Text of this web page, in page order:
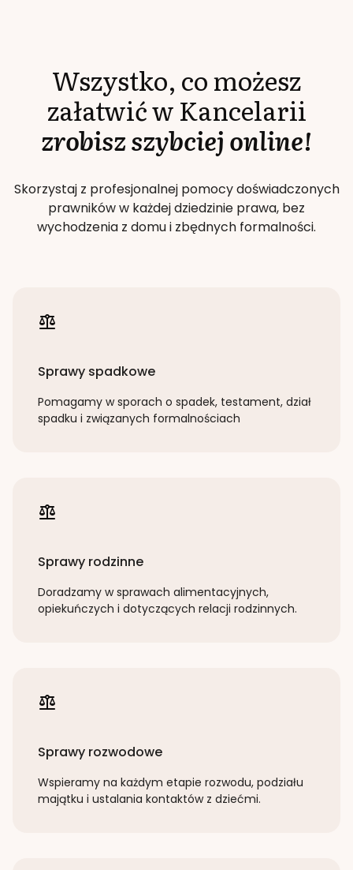
Wszystko, co możesz
załatwić w Kancelarii
zrobisz szybciej online!
Skorzystaj z profesjonalnej pomocy doświadczonych
prawników w każdej dziedzinie prawa, bez
wychodzenia z domu i zbędnych formalności.
Sprawy spadkowe
Pomagamy w sporach o spadek, testament, dział
spadku i związanych formalnościach
Sprawy rodzinne
Doradzamy w sprawach alimentacyjnych,
opiekuńczych i dotyczących relacji rodzinnych.
Sprawy rozwodowe
Wspieramy na każdym etapie rozwodu, podziału
majątku i ustalania kontaktów z dziećmi.